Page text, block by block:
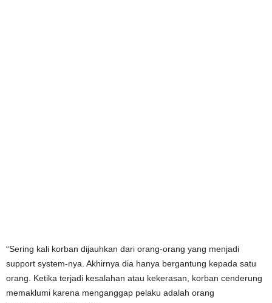
“Sering kali korban dijauhkan dari orang-orang yang menjadi
support system-nya. Akhirnya dia hanya bergantung kepada satu
orang. Ketika terjadi kesalahan atau kekerasan, korban cenderung
memaklumi karena menganggap pelaku adalah orang